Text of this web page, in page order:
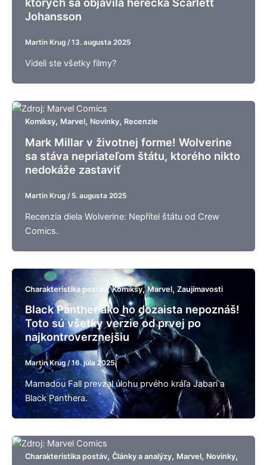
Johansson
Martin Krug / 13. augusta 2025
Videli ste všetky filmy?
Komiksy, Marvel, Novinky, Recenzie
Mark Millar v životnej forme! Wolverine
sa stáva nepriateľom štátu, ktorého nikto
nedokáže zastaviť
Martin Krug / 5. augusta 2025
Recenzia diela Wolverine: Nepřítel štátu od Crew
Comics.
Charakteristika postáv,Komiksy,Marvel, Zaujímavosti
Black Panther ako ho dozaista nepoznáš!
Toto sú všetky verzie od prvej po
najkontroverznejšiu
Martin Krug/16. júla 2025
Mamadou Fall prevzal úlohu prvého kráľa Jabari a
Black Panthera.
Charakteristika postáv, Články a analýzy, Marvel, Novinky,